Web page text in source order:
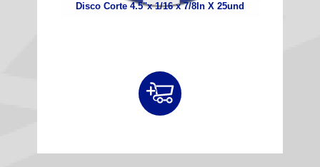
Disco Corte 4.5"x 1/16 x 7/8In X 25und